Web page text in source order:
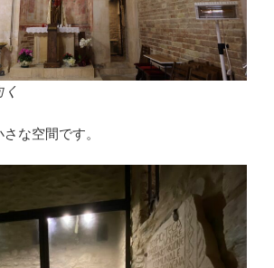
な空間です。